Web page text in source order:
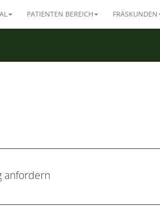
PATIENTEN BEREICH FRÄSKUNDEN
anfordern